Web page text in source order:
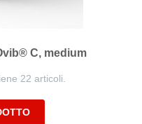
C, medium
22 articoli.